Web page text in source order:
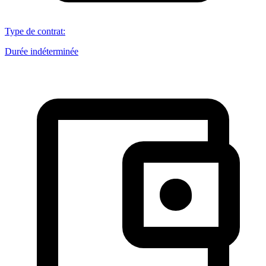
Type de contrat:
Durée indéterminée